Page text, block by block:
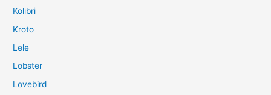
Kolibri
Kroto
Lele
Lobster
Lovebird